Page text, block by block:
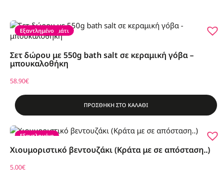
Εξαντλημένο
Τελευταίο κομμάτι
Σετ δώρου με 550g bath salt σε κεραμική γόβα –
μπουκαλοθήκη
58.90€
ΠΡΟΣΘΗΚΗ ΣΤΟ ΚΑΛΑΘΙ
Εξαντλημένο
Χιουμοριστικό βεντουζάκι (Κράτα με σε απόσταση..)
5.00€